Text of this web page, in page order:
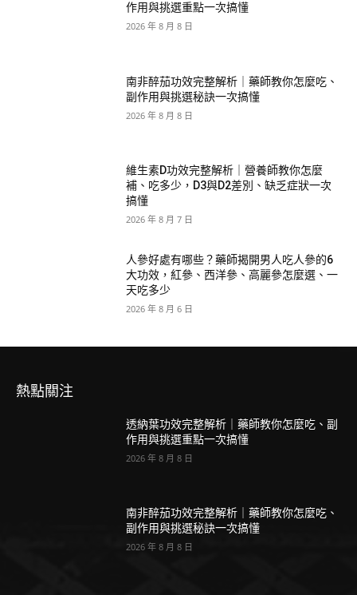
作用與挑選重點一次搞懂
2026 年 8 月 8 日
南非醉茄功效完整解析｜藥師教你怎麼吃、
副作用與挑選秘訣一次搞懂
2026 年 8 月 8 日
維生素D功效完整解析｜營養師教你怎麼
補、吃多少，D3與D2差別、缺乏症狀一次
搞懂
2026 年 8 月 7 日
人參好處有哪些？藥師揭開男人吃人參的6
大功效，紅參、西洋參、高麗參怎麼選、一
天吃多少
2026 年 8 月 6 日
熱點關注
透納葉功效完整解析｜藥師教你怎麼吃、副
作用與挑選重點一次搞懂
2026 年 8 月 8 日
南非醉茄功效完整解析｜藥師教你怎麼吃、
副作用與挑選秘訣一次搞懂
2026 年 8 月 8 日